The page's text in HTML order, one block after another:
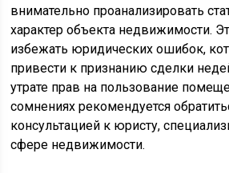
внимательно проанализировать
характер объекта недвижимости.
избежать юридических ошибок,
привести к признанию сделки
утрате прав на пользование
сомнениях рекомендуется
консультацией к юристу,
сфере недвижимости.